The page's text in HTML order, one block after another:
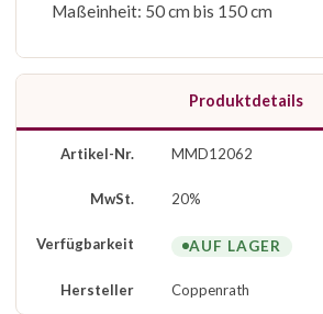
Maßeinheit: 50 cm bis 150 cm
Produktdetails
Artikel-Nr. MMD12062
MwSt. 20%
Verfügbarkeit AUF LAGER
Hersteller Coppenrath